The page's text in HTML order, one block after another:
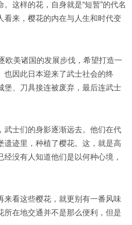
这样的花，自身就是“短暂”的代名
看来，樱花的内在与人生和时代变
欧美诸国的发展步伐，希望打造一
也因此日本迎来了武士社会的终
堡、刀具接连被废弃，最后连武士
武士们的身影逐渐远去。他们在代
遗迹里，种植了樱花。这，就是高
没有人知道他们是以何种心境，
来看这些樱花，就更别有一番风味
所在地交通并不是那么便利，但是